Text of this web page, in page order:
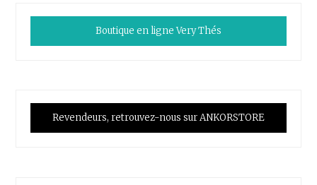
Boutique en ligne Very Thés
Revendeurs, retrouvez-nous sur ANKORSTORE